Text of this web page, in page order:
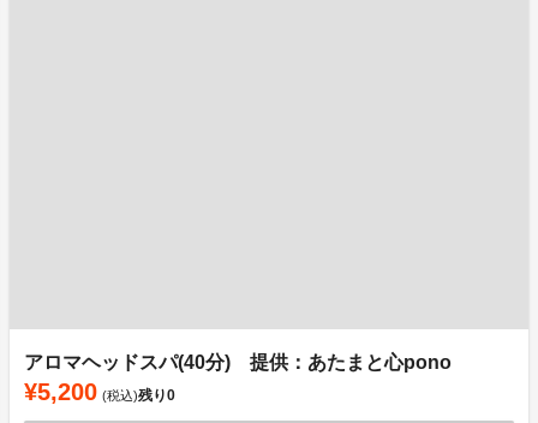
アロマヘッドスパ(40分) 提供：あたまと心pono
¥5,200 (税込)残り0